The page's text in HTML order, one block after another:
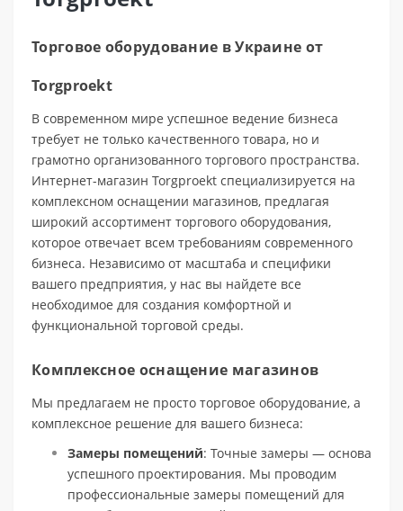
Торговое оборудование в Украине от
Torgproekt
В современном мире успешное ведение бизнеса
требует не только качественного товара, но и
грамотно организованного торгового пространства.
Интернет-магазин Torgproekt специализируется на
комплексном оснащении магазинов, предлагая
широкий ассортимент торгового оборудования,
которое отвечает всем требованиям современного
бизнеса. Независимо от масштаба и специфики
вашего предприятия, у нас вы найдете все
необходимое для создания комфортной и
функциональной торговой среды.
Комплексное оснащение магазинов
Мы предлагаем не просто торговое оборудование, а
комплексное решение для вашего бизнеса:
Замеры помещений: Точные замеры — основа
успешного проектирования. Мы проводим
профессиональные замеры помещений для